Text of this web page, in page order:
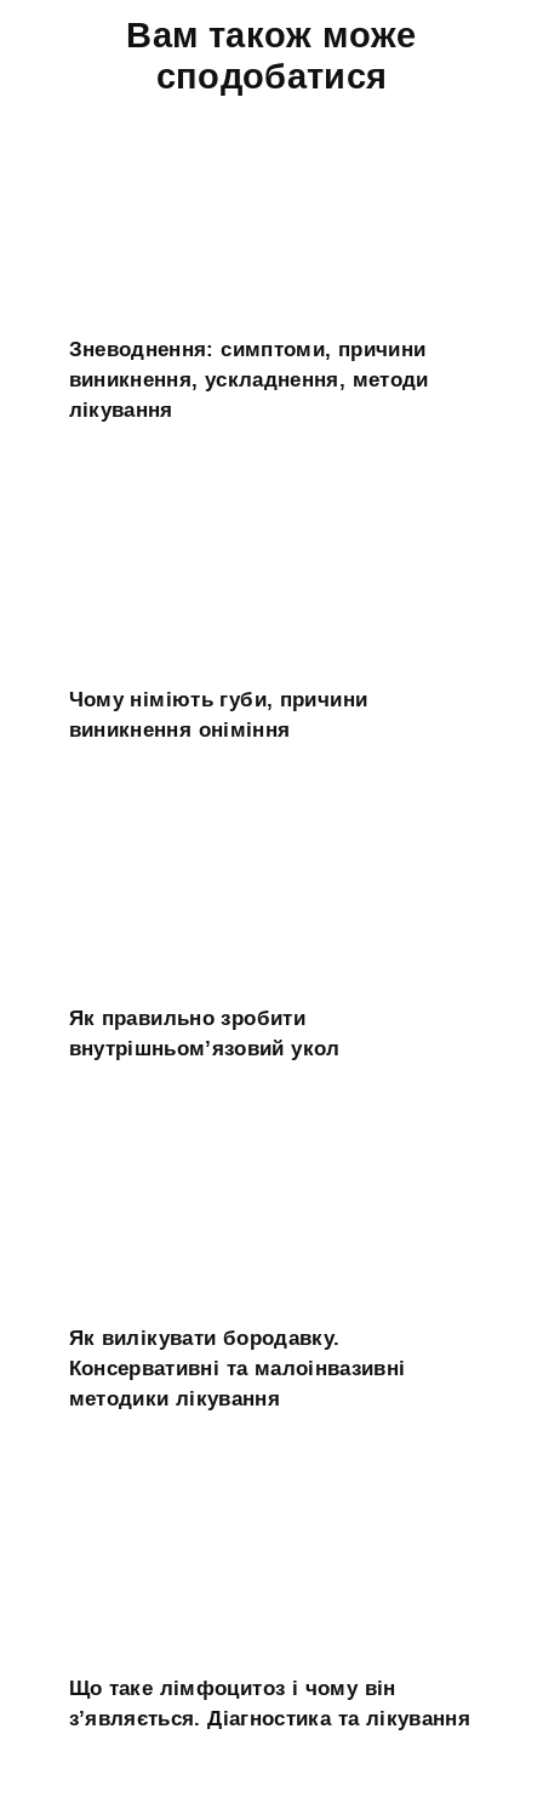
Вам також може
сподобатися
Зневоднення: симптоми, причини
виникнення, ускладнення, методи
лікування
Чому німіють губи, причини
виникнення оніміння
Як правильно зробити
внутрішньом’язовий укол
Як вилікувати бородавку.
Консервативні та малоінвазивні
методики лікування
Що таке лімфоцитоз і чому він
з’являється. Діагностика та лікування